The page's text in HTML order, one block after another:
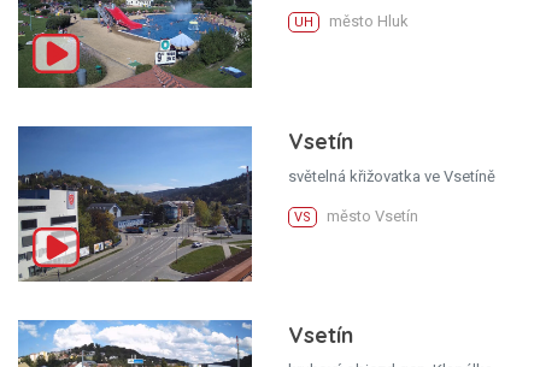
UH město Hluk
Vsetín
světelná křižovatka ve Vsetíně
VS město Vsetín
Vsetín